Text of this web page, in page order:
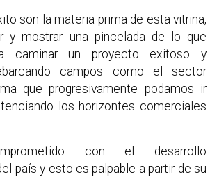
son la materia prima de esta vitrina,
y mostrar una pincelada de lo que
caminar un proyecto exitoso y
campos como el sector
que progresivamente podamos ir
los horizontes comerciales
con el desarrollo
país y esto es palpable a partir de su